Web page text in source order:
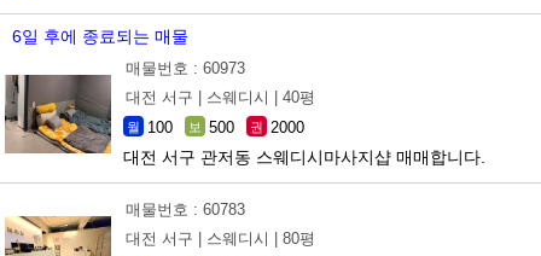
6일 후에 종료되는 매물
매물번호 : 60973
대전 서구 |
스웨디시 | 40평
월 100 보 500 권 2000
대전 서구 관저동 스웨디시마사지샵 매매합니다.
매물번호 : 60783
대전 서구 |
스웨디시 | 80평